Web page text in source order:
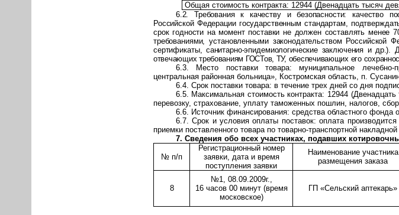
Общая стоимость контракта: 12944 (Двенадцать тысяч
6.2. Требования к качеству и безопасности:
качество
Российской Федерации государственным стандартам,
срок годности на момент поставки не должен составлять менее
требованиями, установленными законодательством Российской
сертификаты, санитарно-эпидемиологические заключения и др.).
отвечающих требованиям ГОСТов, ТУ, обеспечивающих его
6.3. Место поставки товара:
муниципальное лечебно-
центральная районная больница», Костромская область, п.
6.4. Срок поставки товара: в течение трех дней со дня
6.5. Максимальная стоимость контракта: 12944 (Двенадцать
перевозку, страхование, уплату таможенных пошлин, налогов,
6.6. Источник финансирования: средства областного фонда
6.7. Срок и условия оплаты поставок: оплата
приемки поставленного товара по товарно-транспортной
7. Сведения обо всех участниках, подавших
№ п/п
Регистрационный номер
заявки, дата и время
поступления заявки
Наименование участника
размещения заказа
8
№1, 08.09.2009г.,
16 часов 00 минут (время
московское)
ГП «Сельский аптекарь»